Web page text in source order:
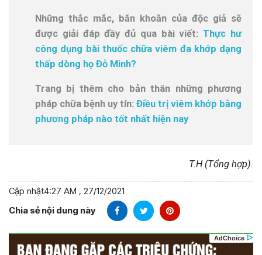
Những thắc mắc, băn khoăn của độc giả sẽ
được giải đáp đầy đủ qua bài viết:Thực hư
công dụng bài thuốc chữa viêm đa khớp dạng
thấp dòng họ Đỗ Minh?
Trang bị thêm cho bản thân những phương
pháp chữa bệnh uy tín: Điều trị viêm khớp bằng
phương pháp nào tốt nhất hiện nay
T.H (Tổng hợp).
Cập nhật4:27 AM , 27/12/2021
Chia sẻ nội dung này